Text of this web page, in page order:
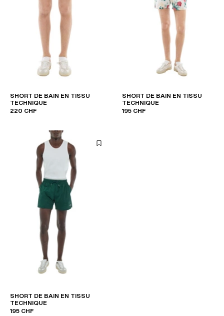
SHORT DE BAIN EN TISSU
TECHNIQUE
220 CHF
SHORT DE BAIN EN TISSU
TECHNIQUE
195 CHF
SHORT DE BAIN EN TISSU
TECHNIQUE
195 CHF